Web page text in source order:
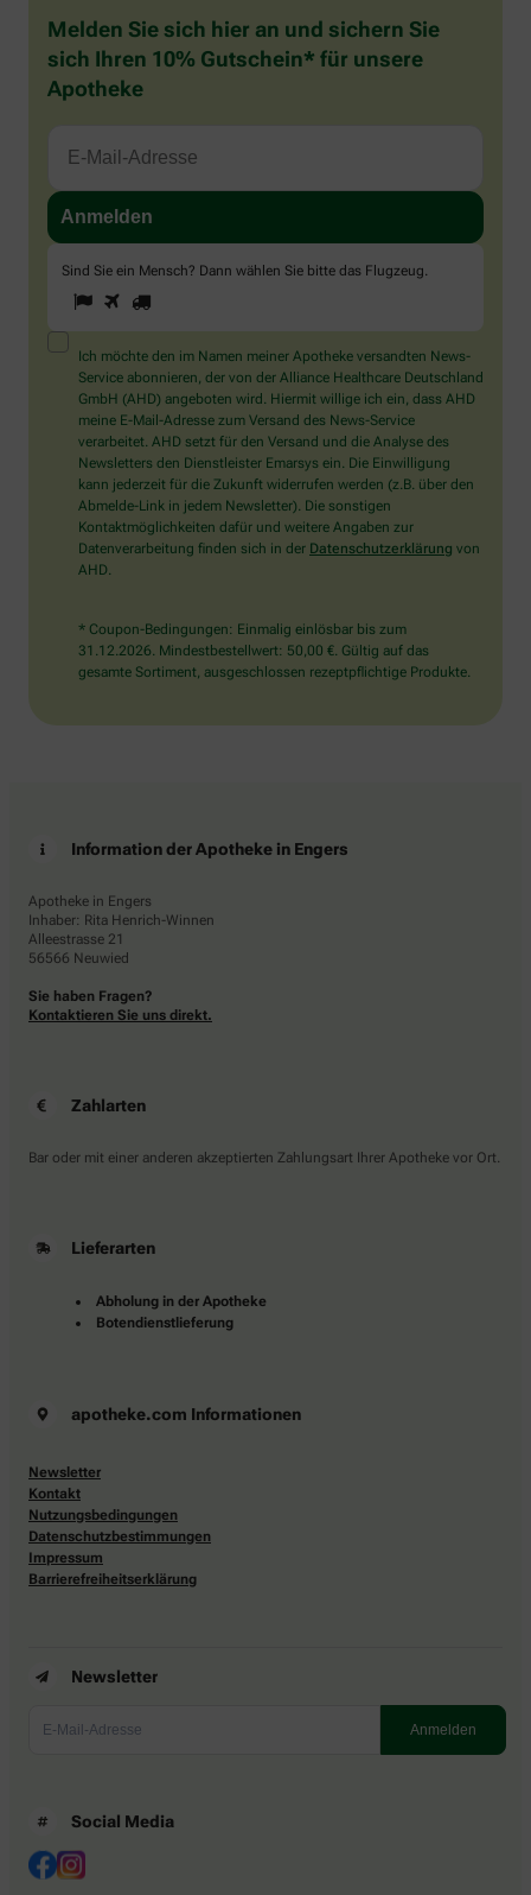
Melden Sie sich hier an und sichern Sie
sich Ihren 10% Gutschein* für unsere
Apotheke
Sind Sie ein Mensch? Dann wählen Sie bitte das Flugzeug
Sind
Sie
ein
Mensch?
Dann
wählen
Sie
bitte
das
Flugzeug.
1 2
Ich möchte den im Namen meiner Apotheke versandten News-
Service abonnieren, der von der Alliance Healthcare Deutschland
GmbH (AHD) angeboten wird. Hiermit willige ich ein, dass AHD
meine E-Mail-Adresse zum Versand des News-Service
verarbeitet. AHD setzt für den Versand und die Analyse des
Newsletters den Dienstleister Emarsys ein. Die Einwilligung
kann jederzeit für die Zukunft widerrufen werden (z.B. über den
Abmelde-Link in jedem Newsletter). Die sonstigen
Kontaktmöglichkeiten dafür und weitere Angaben zur
Datenverarbeitung finden sich in der Datenschutzerklärung von
AHD.
* Coupon-Bedingungen: Einmalig einlösbar bis zum
31.12.2026. Mindestbestellwert: 50,00 €. Gültig auf das
gesamte Sortiment, ausgeschlossen rezeptpflichtige Produkte.
Information der Apotheke in Engers
Apotheke in Engers
Inhaber: Rita Henrich-Winnen
Alleestrasse 21
56566 Neuwied
Sie haben Fragen?
Kontaktieren Sie uns direkt.
Zahlarten
Bar oder mit einer anderen akzeptierten Zahlungsart Ihrer Apotheke vor Ort.
Lieferarten
Abholung in der Apotheke
Botendienstlieferung
apotheke.com Informationen
Newsletter
Kontakt
Nutzungsbedingungen
Datenschutzbestimmungen
Impressum
Barrierefreiheitserklärung
Newsletter
Social Media